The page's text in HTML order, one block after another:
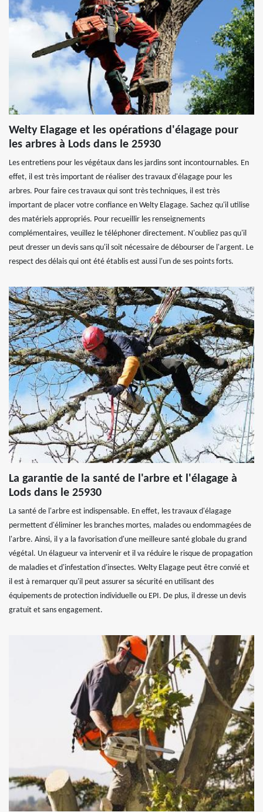
Welty Elagage et les opérations d'élagage pour
les arbres à Lods dans le 25930
Les entretiens pour les végétaux dans les jardins sont incontournables. En
effet, il est très important de réaliser des travaux d'élagage pour les
arbres. Pour faire ces travaux qui sont très techniques, il est très
important de placer votre confiance en Welty Elagage. Sachez qu'il utilise
des matériels appropriés. Pour recueillir les renseignements
complémentaires, veuillez le téléphoner directement. N'oubliez pas qu'il
peut dresser un devis sans qu'il soit nécessaire de débourser de l'argent. Le
respect des délais qui ont été établis est aussi l'un de ses points forts.
La garantie de la santé de l'arbre et l'élagage à
Lods dans le 25930
La santé de l'arbre est indispensable. En effet, les travaux d'élagage
permettent d'éliminer les branches mortes, malades ou endommagées de
l'arbre. Ainsi, il y a la favorisation d'une meilleure santé globale du grand
végétal. Un élagueur va intervenir et il va réduire le risque de propagation
de maladies et d'infestation d'insectes. Welty Elagage peut être convié et
il est à remarquer qu'il peut assurer sa sécurité en utilisant des
équipements de protection individuelle ou EPI. De plus, il dresse un devis
gratuit et sans engagement.